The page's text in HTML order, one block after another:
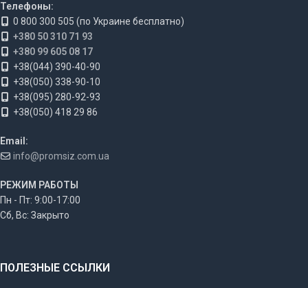
Телефоны:
0 800 300 505 (по Украине бесплатно)
+380 50 310 71 93
+380 99 605 08 17
+38(044) 390-40-90
+38(050) 338-90-10
+38(095) 280-92-93
+38(050) 418 29 86
Email:
info@promsiz.com.ua
РЕЖИМ РАБОТЫ
Пн - Пт: 9:00-17:00
Сб, Вс: Закрыто
ПОЛЕЗНЫЕ ССЫЛКИ